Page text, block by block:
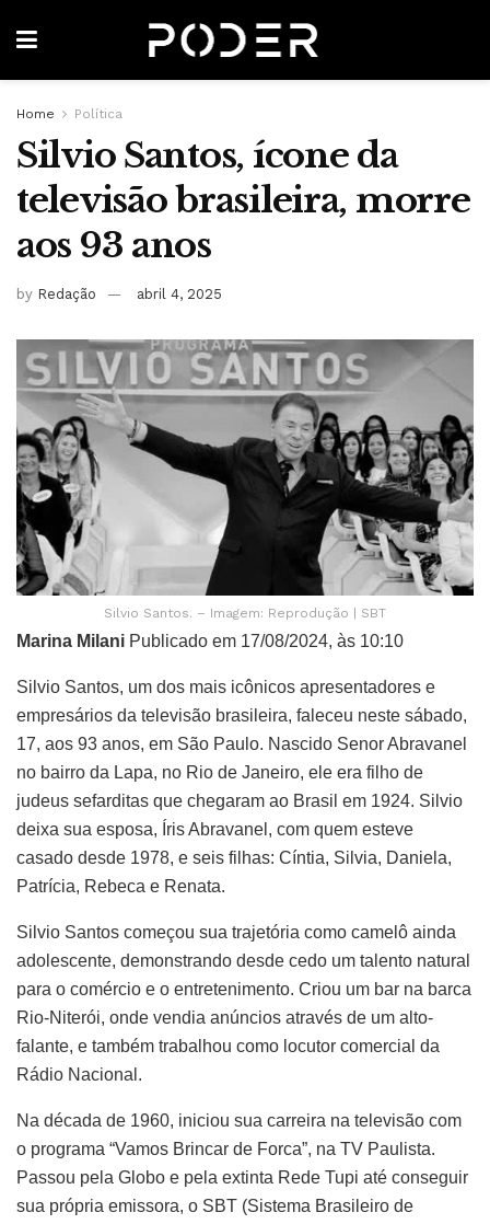
Home Política
Silvio Santos, ícone da
televisão brasileira, morre
aos 93 anos
by Redação abril 4, 2025
Silvio Santos. – Imagem: Reprodução | SBT
Marina Milani Publicado em 17/08/2024, às 10:10
Silvio Santos, um dos mais icônicos apresentadores e
empresários da televisão brasileira, faleceu neste sábado,
17, aos 93 anos, em São Paulo. Nascido Senor Abravanel
no bairro da Lapa, no Rio de Janeiro, ele era filho de
judeus sefarditas que chegaram ao Brasil em 1924. Silvio
deixa sua esposa, Íris Abravanel, com quem esteve
casado desde 1978, e seis filhas: Cíntia, Silvia, Daniela,
Patrícia, Rebeca e Renata.
Silvio Santos começou sua trajetória como camelô ainda
adolescente, demonstrando desde cedo um talento natural
para o comércio e o entretenimento. Criou um bar na barca
Rio-Niterói, onde vendia anúncios através de um alto-
falante, e também trabalhou como locutor comercial da
Rádio Nacional.
Na década de 1960, iniciou sua carreira na televisão com
o programa “Vamos Brincar de Forca”, na TV Paulista.
Passou pela Globo e pela extinta Rede Tupi até conseguir
sua própria emissora, o SBT (Sistema Brasileiro de